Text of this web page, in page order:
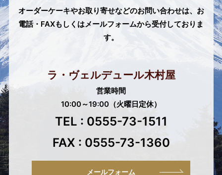
オーダーケーキやお取り寄せなどのお問い合わせは、 お
電話・FAXもしくはメールフォームから受付しておりま
す。
ラ・ヴェルデュール木村屋
営業時間
10:00～19:00（火曜日定休）
TEL : 0555-73-1511
FAX : 0555-73-1360
メールフォーム